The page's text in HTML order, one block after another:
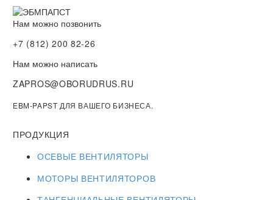
Нам можно позвонить
+7 (812) 200 82-26
Нам можно написать
ZAPROS@OBORUDRUS.RU
EBM-PAPST ДЛЯ ВАШЕГО БИЗНЕСА.
ПРОДУКЦИЯ
ОСЕВЫЕ ВЕНТИЛЯТОРЫ
МОТОРЫ ВЕНТИЛЯТОРОВ